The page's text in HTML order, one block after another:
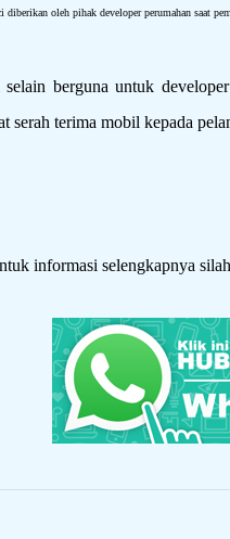
diberikan oleh pihak developer perumahan saat
berguna untuk
serah terima mobil kepada
informasi selengkapnya